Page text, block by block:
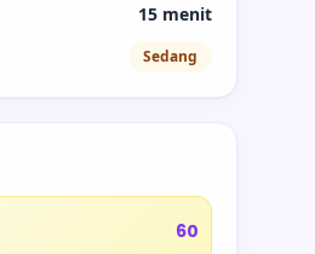
15 menit
Sedang
60